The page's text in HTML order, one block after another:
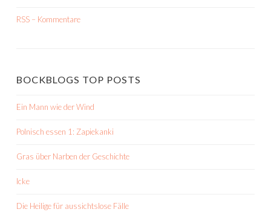
RSS – Kommentare
BOCKBLOGS TOP POSTS
Ein Mann wie der Wind
Polnisch essen 1: Zapiekanki
Gras über Narben der Geschichte
Icke
Die Heilige für aussichtslose Fälle